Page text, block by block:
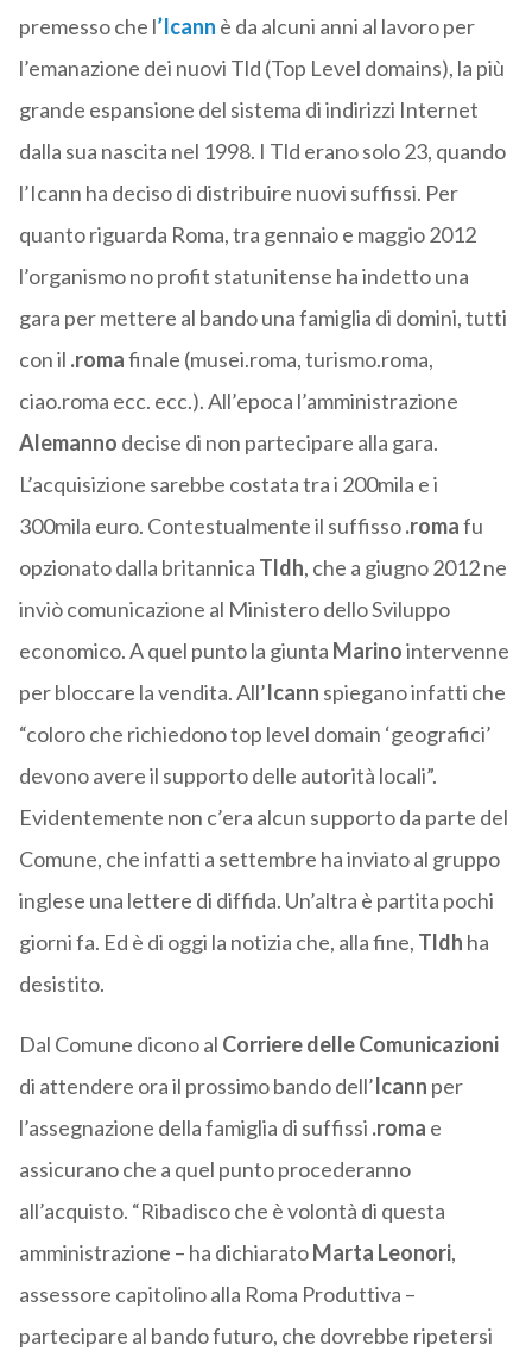
premesso che l’Icann è da alcuni anni al lavoro per
l’emanazione dei nuovi Tld (Top Level domains), la più
grande espansione del sistema di indirizzi Internet
dalla sua nascita nel 1998. I Tld erano solo 23, quando
l’Icann ha deciso di distribuire nuovi suffissi. Per
quanto riguarda Roma, tra gennaio e maggio 2012
l’organismo no profit statunitense ha indetto una
gara per mettere al bando una famiglia di domini, tutti
con il .romafinale (musei.roma, turismo.roma,
ciao.roma ecc. ecc.). All’epoca l’amministrazione
Alemanno decise di non partecipare alla gara.
L’acquisizione sarebbe costata tra i 200mila e i
300mila euro. Contestualmente il suffisso.romafu
opzionato dalla britannica Tldh, che a giugno 2012 ne
inviò comunicazione al Ministero dello Sviluppo
economico. A quel punto la giunta Marinointervenne
per bloccare la vendita. All’Icann spiegano infatti che
“coloro che richiedono top level domain ‘geografici’
devono avere il supporto delle autorità locali”.
Evidentemente non c’era alcun supporto da parte del
Comune, che infatti a settembre ha inviato al gruppo
inglese una lettere di diffida. Un’altra è partita pochi
giorni fa. Ed è di oggi la notizia che, alla fine, Tldh ha
desistito.
Dal Comune dicono al Corriere delle Comunicazioni
di attendere ora il prossimo bando dell’Icann per
l’assegnazione della famiglia di suffissi .roma e
assicurano che a quel punto procederanno
all’acquisto. “Ribadisco che è volontà di questa
amministrazione – ha dichiaratoMarta Leonori,
assessore capitolino alla Roma Produttiva –
partecipare al bando futuro, che dovrebbe ripetersi